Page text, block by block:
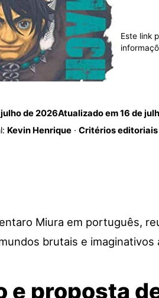
Este link
de 2026Atualizado em16 de
Kevin Henrique· Critérios editoriais
Miura em português,
brutais e imaginativos
e proposta